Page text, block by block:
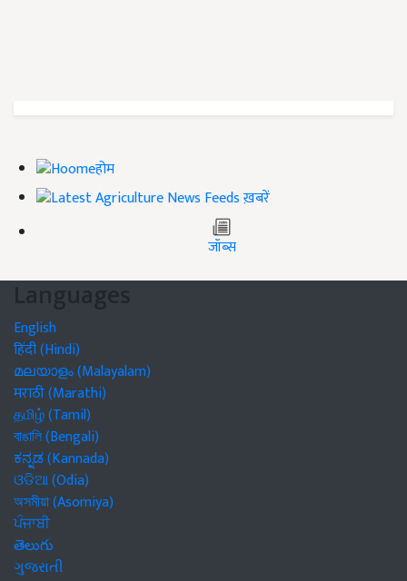
होम
ख़बरें
जॉब्स
Languages
English
हिंदी (Hindi)
മലയാളം (Malayalam)
मराठी (Marathi)
தமிழ் (Tamil)
বাঙালি (Bengali)
ಕನ್ನಡ (Kannada)
ଓଡିଆ (Odia)
অসমীয়া (Asomiya)
ਪੰਜਾਬੀ
తెలుగు
ગુજરાતી